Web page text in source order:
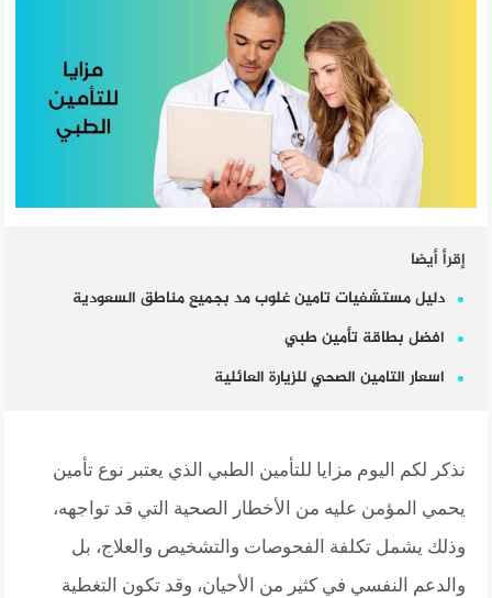
إقرأ أيضا
دليل مستشفيات تامين غلوب مد بجميع مناطق السعودية
افضل بطاقة تأمين طبي
اسعار التامين الصحي للزيارة العائلية
نذكر لكم اليوم مزايا للتأمين الطبي الذي يعتبر نوع تأمين
يحمي المؤمن عليه من الأخطار الصحية التي قد تواجهه،
وذلك يشمل تكلفة الفحوصات والتشخيص والعلاج، بل
والدعم النفسي في كثير من الأحيان، وقد تكون التغطية